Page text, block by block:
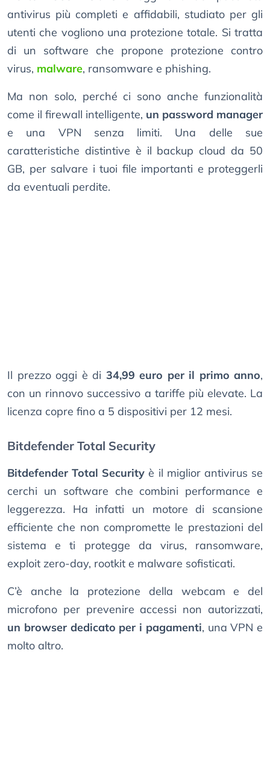
antivirus più completi e affidabili, studiato per gli
utenti che vogliono una protezione totale. Si tratta
di un software che propone protezione contro
virus, malware, ransomware e phishing.
Ma non solo, perché ci sono anche funzionalità
come il firewall intelligente, un password manager
e una VPN senza limiti. Una delle sue
caratteristiche distintive è il backup cloud da 50
GB, per salvare i tuoi file importanti e proteggerli
da eventuali perdite.
Il prezzo oggi è di 34,99 euro per il primo anno,
con un rinnovo successivo a tariffe più elevate. La
licenza copre fino a 5 dispositivi per 12 mesi.
Bitdefender Total Security
Bitdefender Total Security è il miglior antivirus se
cerchi un software che combini performance e
leggerezza. Ha infatti un motore di scansione
efficiente che non compromette le prestazioni del
sistema e ti protegge da virus, ransomware,
exploit zero-day, rootkit e malware sofisticati.
C’è anche la protezione della webcam e del
microfono per prevenire accessi non autorizzati,
un browser dedicato per i pagamenti, una VPN e
molto altro.